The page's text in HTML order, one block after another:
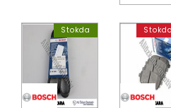
Stokda